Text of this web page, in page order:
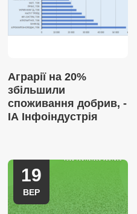
Аграрії на 20%
збільшили
споживання добрив, -
ІА Інфоіндустрія
19
ВЕР